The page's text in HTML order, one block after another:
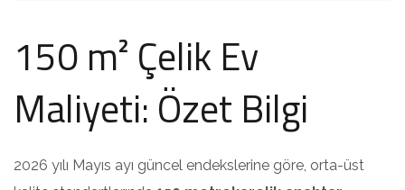
150 m² Çelik Ev
Maliyeti: Özet Bilgi
2026 yılı Mayıs ayı güncel endekslerine göre, orta-üst